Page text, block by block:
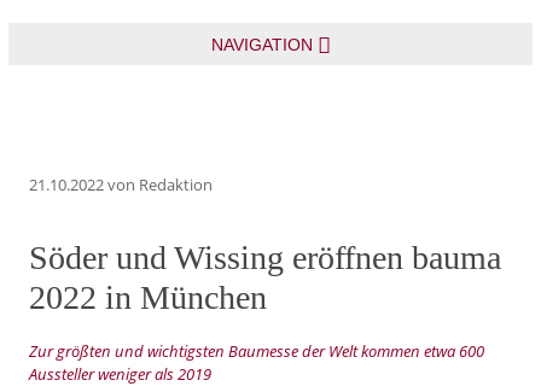
NAVIGATION
21.10.2022von Redaktion
Söder und Wissing eröffnen bauma
2022 in München
Zur größten und wichtigsten Baumesse der Welt kommen etwa 600
Aussteller weniger als 2019